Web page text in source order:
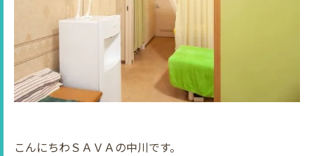
こんにちわＳＡＶＡの中川です。